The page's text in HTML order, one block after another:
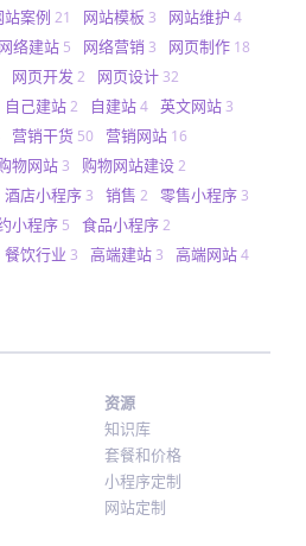
站案例 21 网站模板 3 网站维护 4
网络建站 5 网络营销 3 网页制作 18
网页开发 2 网页设计 32
自己建站2 自建站4 英文网站 3
营销干货 50 营销网站 16
物网站 3 购物网站建设2
酒店小程序 3 销售 2 零售小程序 3
小程序 5 食品小程序2
餐饮行业 3 高端建站 3 高端网站4
资源
知识库
套餐和价格
小程序定制
网站定制